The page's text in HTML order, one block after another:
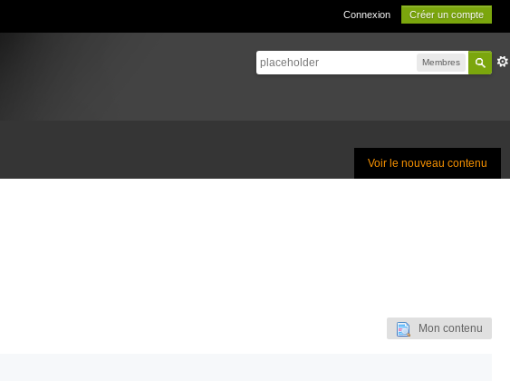
Connexion Créer un compte
Membres
Voir le nouveau contenu
Mon contenu